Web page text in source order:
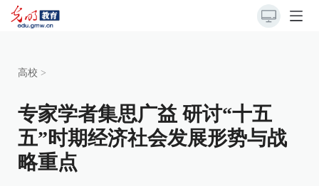
高校 >
专家学者集思广益 研讨“十五
五”时期经济社会发展形势与战
略重点